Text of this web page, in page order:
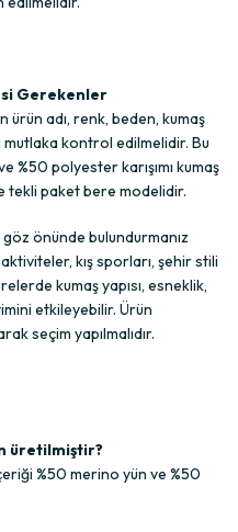
Gerekenler
ürün adı, renk, beden, kumaş
mutlaka kontrol edilmelidir. Bu
%50 polyester karışımı kumaş
tekli paket bere modelidir.
göz önünde bulundurmanız
kış sporları, şehir stili
kumaş yapısı, esneklik,
etkileyebilir. Ürün
seçim yapılmalıdır.
üretilmiştir?
%50 merino yün ve %50